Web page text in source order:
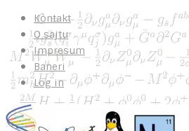
Kontakt
O sajtu
Impresum
Baneri
Log in